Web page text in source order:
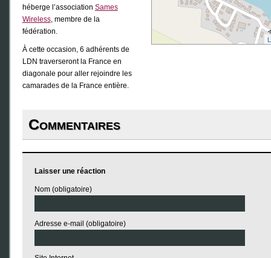
héberge l’association Sames
Wireless, membre de la
fédération.
À cette occasion, 6 adhérents de
LDN traverseront la France en
diagonale pour aller rejoindre les
camarades de la France entière.
Commentaires
Laisser une réaction
Nom (obligatoire)
Adresse e-mail (obligatoire)